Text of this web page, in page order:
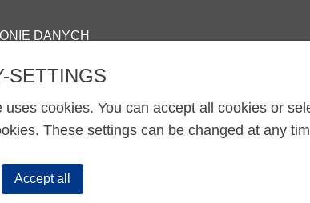
DANYCH
SETTINGS
uses cookies. You can accept all cookies or
These settings can be changed at any
Accept all